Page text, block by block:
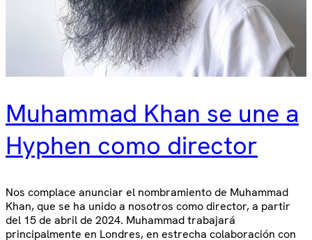
Muhammad Khan se une a
Hyphen como director
Nos complace anunciar el nombramiento de Muhammad
Khan, que se ha unido a nosotros como director, a partir
del 15 de abril de 2024. Muhammad trabajará
principalmente en Londres, en estrecha colaboración con